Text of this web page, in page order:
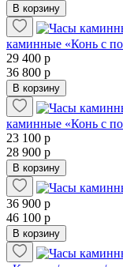
В корзину
каминные «Конь с
29 400 р
36 800 р
В корзину
каминные «Конь с
23 100 р
28 900 р
В корзину
36 900 р
46 100 р
В корзину